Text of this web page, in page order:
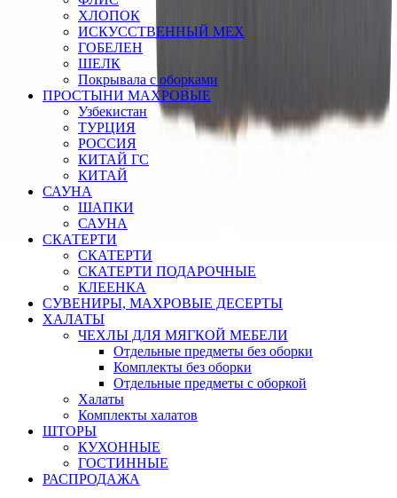
ХЛОПОК
ИСКУССТВЕННЫЙ МЕХ
ГОБЕЛЕН
ШЕЛК
Покрывала с оборками
ПРОСТЫНИ МАХРОВЫЕ
Узбекистан
ТУРЦИЯ
РОССИЯ
КИТАЙ ГС
КИТАЙ
САУНА
ШАПКИ
САУНА
СКАТЕРТИ
СКАТЕРТИ
СКАТЕРТИ ПОДАРОЧНЫЕ
КЛЕЕНКА
СУВЕНИРЫ, МАХРОВЫЕ ДЕСЕРТЫ
ХАЛАТЫ
ЧЕХЛЫ ДЛЯ МЯГКОЙ МЕБЕЛИ
Отдельные предметы без оборки
Комплекты без оборки
Отдельные предметы с оборкой
Халаты
Комплекты халатов
ШТОРЫ
КУХОННЫЕ
ГОСТИННЫЕ
РАСПРОДАЖА